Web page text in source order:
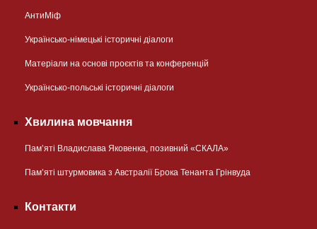
АнтиМіф
Українсько-німецькі історичні діалоги
Матеріали на основі проєктів та конференцій
Українсько-польські історичні діалоги
Хвилина мовчання
Пам’яті Владислава Яковенка, позивний «СКАЛА»
Пам’яті штурмовика з Австралії Брока Тенанта Грінвуда
Контакти